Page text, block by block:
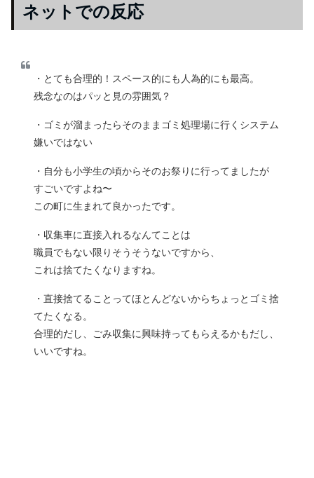
ネットでの反応
・とても合理的！スペース的にも人為的にも最高。
残念なのはパッと見の雰囲気？
・ゴミが溜まったらそのままゴミ処理場に行くシステム
嫌いではない
・自分も小学生の頃からそのお祭りに行ってましたが
すごいですよね〜
この町に生まれて良かったです。
・収集車に直接入れるなんてことは
職員でもない限りそうそうないですから、
これは捨てたくなりますね。
・直接捨てることってほとんどないからちょっとゴミ捨
てたくなる。
合理的だし、ごみ収集に興味持ってもらえるかもだし、
いいですね。